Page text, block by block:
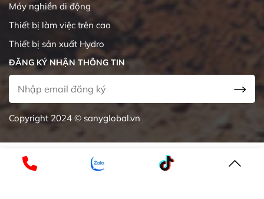
Máy nghiền di động
Thiết bị làm việc trên cao
Thiết bị sản xuất Hydro
ĐĂNG KÝ NHẬN THÔNG TIN
Copyright 2024 © sanyglobal.vn